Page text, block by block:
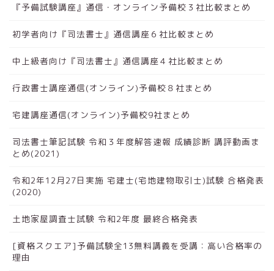
『予備試験講座』通信・オンライン予備校３社比較まとめ
初学者向け『司法書士』通信講座６社比較まとめ
中上級者向け『司法書士』通信講座４社比較まとめ
行政書士講座通信(オンライン)予備校８社まとめ
宅建講座通信(オンライン)予備校9社まとめ
司法書士筆記試験 令和３年度解答速報 成績診断 講評動画ま
とめ(2021)
令和2年12月27日実施 宅建士(宅地建物取引士)試験 合格発表
(2020)
土地家屋調査士試験 令和2年度 最終合格発表
[資格スクエア]予備試験全13無料講義を受講：高い合格率の
理由